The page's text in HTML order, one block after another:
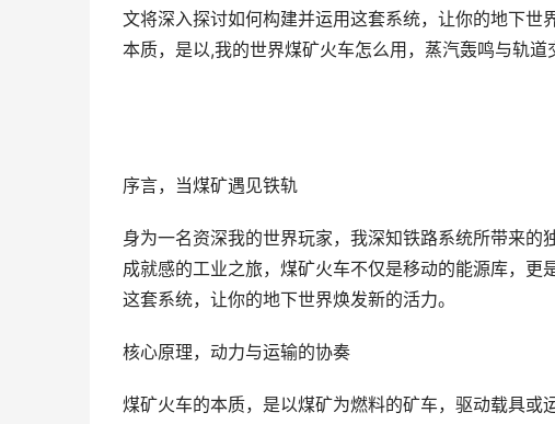
文将深入探讨如何构建并运用这套系统，让你的地下
本质，是以,我的世界煤矿火车怎么用，蒸汽轰鸣与轨道
序言，当煤矿遇见铁轨
身为一名资深我的世界玩家，我深知铁路系统所带来
成就感的工业之旅，煤矿火车不仅是移动的能源库，
这套系统，让你的地下世界焕发新的活力。
核心原理，动力与运输的协奏
煤矿火车的本质，是以煤矿为燃料的矿车，驱动载具